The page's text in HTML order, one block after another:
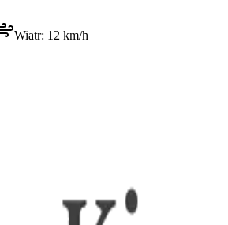
Wiatr: 12 km/h